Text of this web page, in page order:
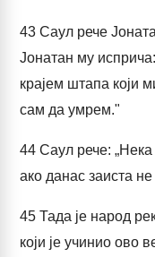
43 Саул рече
Јонатан му
крајем штапа који
сам да умрем."
44 Саул рече:
ако данас заиста
45 Тада је народ
који је учинио